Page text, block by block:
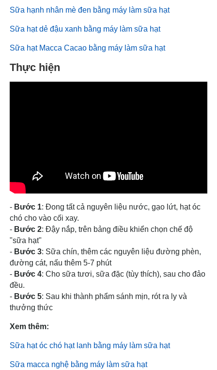
Sữa hạnh nhân mè đen bằng máy làm sữa hạt
Sữa hạt dẻ đậu xanh bằng máy làm sữa hạt
Sữa hạt Macca Cacao bằng máy làm sữa hạt
Thực hiện
- Bước 1: Đong tất cả nguyên liệu nước, gạo lứt, hạt óc
chó cho vào cối xay.
- Bước 2: Đậy nắp, trên bảng điều khiển chọn chế độ
"sữa hạt"
- Bước 3: Sữa chín, thêm các nguyên liệu đường phèn,
đường cát, nấu thêm 5-7 phút
- Bước 4: Cho sữa tươi, sữa đặc (tùy thích), sau cho đảo
đều.
- Bước 5: Sau khi thành phẩm sánh mịn, rót ra ly và
thưởng thức
Xem thêm:
Sữa hạt óc chó hạt lanh bằng máy làm sữa hạt
Sữa macca nghệ bằng máy làm sữa hạt